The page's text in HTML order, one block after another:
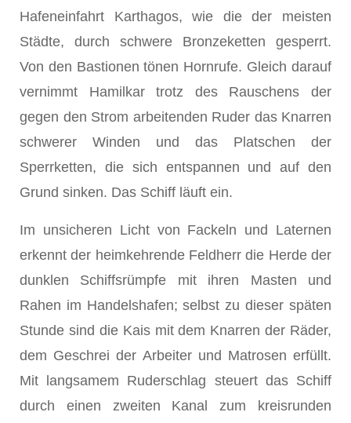
Hafeneinfahrt Karthagos, wie die der meisten
Städte, durch schwere Bronzeketten gesperrt.
Von den Bastionen tönen Hornrufe. Gleich darauf
vernimmt Hamilkar trotz des Rauschens der
gegen den Strom arbeitenden Ruder das Knarren
schwerer Winden und das Platschen der
Sperrketten, die sich entspannen und auf den
Grund sinken. Das Schiff läuft ein.
Im unsicheren Licht von Fackeln und Laternen
erkennt der heimkehrende Feldherr die Herde der
dunklen Schiffsrümpfe mit ihren Masten und
Rahen im Handelshafen; selbst zu dieser späten
Stunde sind die Kais mit dem Knarren der Räder,
dem Geschrei der Arbeiter und Matrosen erfüllt.
Mit langsamem Ruderschlag steuert das Schiff
durch einen zweiten Kanal zum kreisrunden